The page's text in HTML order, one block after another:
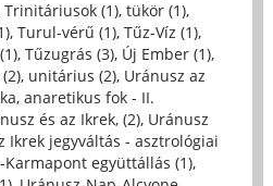
Trinitáriusok (1), tükör (1),
, Turul-vérű (1), Tűz-Víz (1),
, Tűzugrás (3), Új Ember (1),
, unitárius (2), Uránusz az
anaretikus fok - II.
és az Ikrek, (2), Uránusz
Ikrek jegyváltás - asztrológiai
Karmapont együttállás (1),